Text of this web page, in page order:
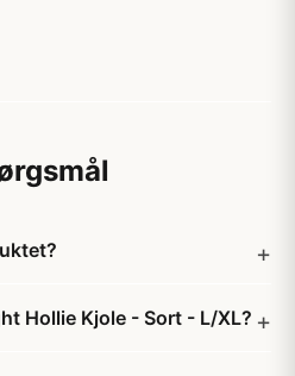
Hollie Kjole - Sort - L/XL?